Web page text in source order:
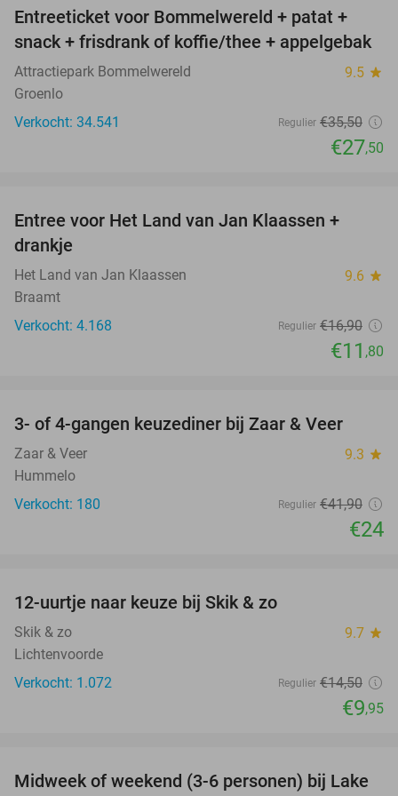
23%
Entreeticket voor Bommelwereld + patat +
snack + frisdrank of koffie/thee + appelgebak
Attractiepark Bommelwereld 9.5 star
Groenlo
Verkocht: 34.541
Regulier €35,50
€27,50
Entree voor Het Land van Jan Klaassen +
drankje
Het Land van Jan Klaassen 9.6 star
Braamt
Verkocht: 4.168
Regulier €16,90
€11 ,80
3- of 4-gangen keuzediner bij Zaar & Veer
Zaar & Veer 9.3 star
Hummelo
Verkocht: 180
Regulier €41,90
€24
12-uurtje naar keuze bij Skik & zo
Skik & zo 9.7 star
Lichtenvoorde
Verkocht: 1.072
Regulier €14,50
€9,95
53%
Midweek of weekend (3-6 personen) bij Lake